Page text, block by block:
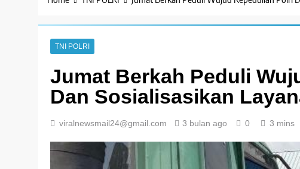
TNI POLRI
Jumat Berkah Peduli
Dan Sosialisasikan
viralnewsmail24@gmail.com 3 bulan ago 0 3 mins